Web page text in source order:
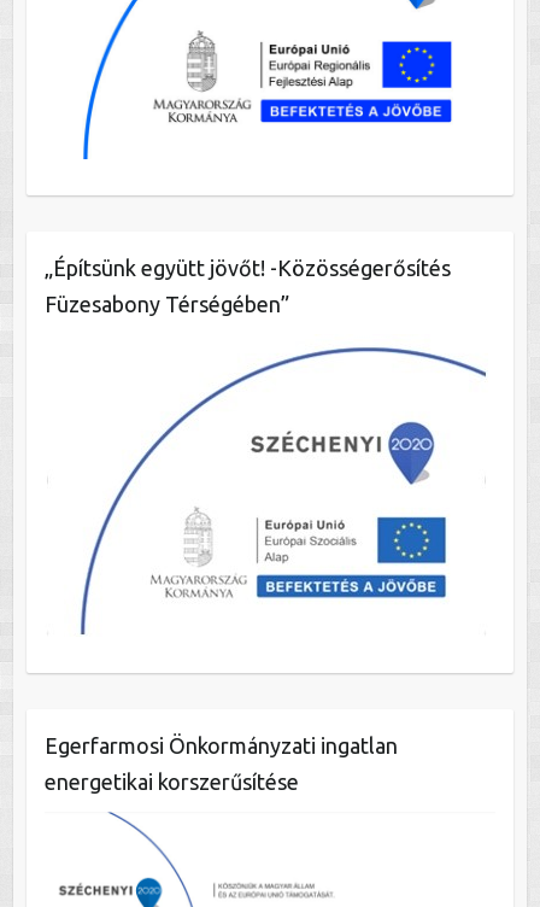
„Építsünk együtt jövőt! -Közösségerősítés
Füzesabony Térségében”
Egerfarmosi Önkormányzati ingatlan
energetikai korszerűsítése